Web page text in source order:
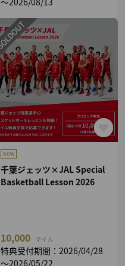
千葉ジェッツ×JAL Special
Basketball Lesson 2026
10,000 マイル
特典受付期間：2026/04/28
～2026/05/22